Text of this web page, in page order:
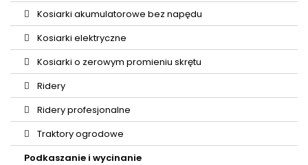
Kosiarki akumulatorowe bez napędu
Kosiarki elektryczne
Kosiarki o zerowym promieniu skrętu
Ridery
Ridery profesjonalne
Traktory ogrodowe
Podkaszanie i wycinanie